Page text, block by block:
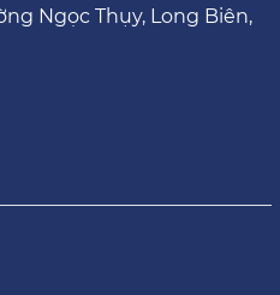
Ngọc Thụy, Long Biên,